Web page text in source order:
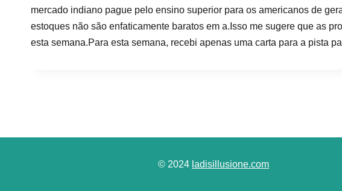
mercado indiano pague pelo ensino superior para os americanos de
estoques não são enfaticamente baratos em a.Isso me sugere que as
esta semana.Para esta semana, recebi apenas uma carta para a pista
© 2024 ladisillusione.com